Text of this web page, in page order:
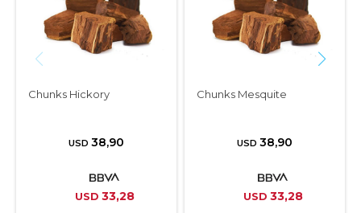
Chunks Hickory
USD 38,90
USD 33,28
Chunks Mesquite
USD 38,90
USD 33,28